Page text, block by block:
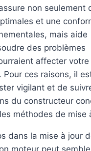
non seulement
et une
mais aide
des problèmes
affecter votre
ces raisons, il
vigilant et de
du constructeur
méthodes de mise
dans la mise à jour
moteur peut